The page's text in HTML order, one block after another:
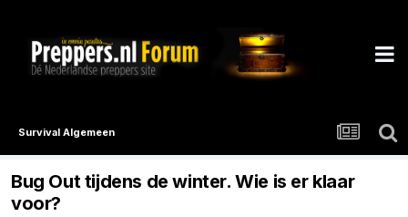
Survival Algemeen
Bug Out tijdens de winter. Wie is er klaar
voor?